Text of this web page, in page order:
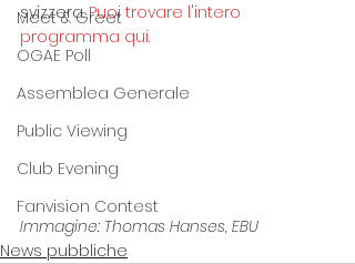
Meet & Greet
OGAE Poll
Assemblea Generale
Public Viewing
Club Evening
Fanvision Contest
svizzera. Puoi trovare l'intero
programma qui.
Immagine: Thomas Hanses, EBU
News pubbliche